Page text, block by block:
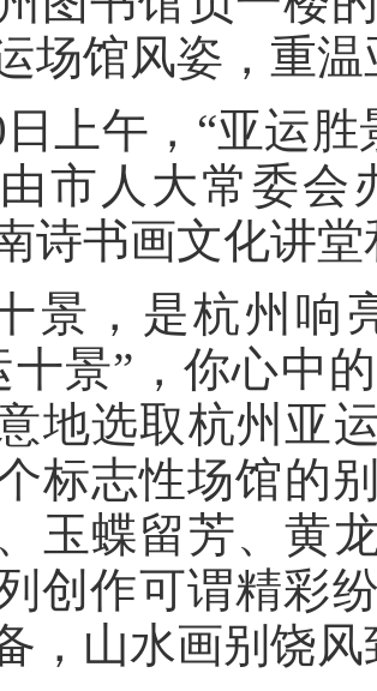
场馆风姿，重
日上午，“亚运
市人大常委会
诗书画文化讲
景，是杭州响
十景”，你心中
地选取杭州亚
标志性场馆的
玉蝶留芳、黄
创作可谓精彩
，山水画别饶